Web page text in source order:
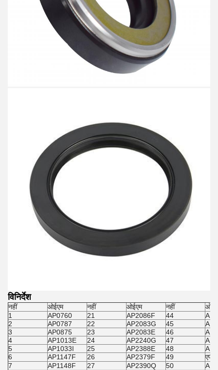
विनिर्देश
नहीं ओईएम नहीं ओईएम नहीं
1
AP0760 21 AP2086F 44
2
AP0787 22 AP2083G 45
3
AP0875 23 AP2083E 46
4
AP1013E 24 AP2240G 47
5
AP1033I 25 AP2388E 48
6
AP1147F 26 AP2379F 49
7
AP1148F 27 AP2390Q 50